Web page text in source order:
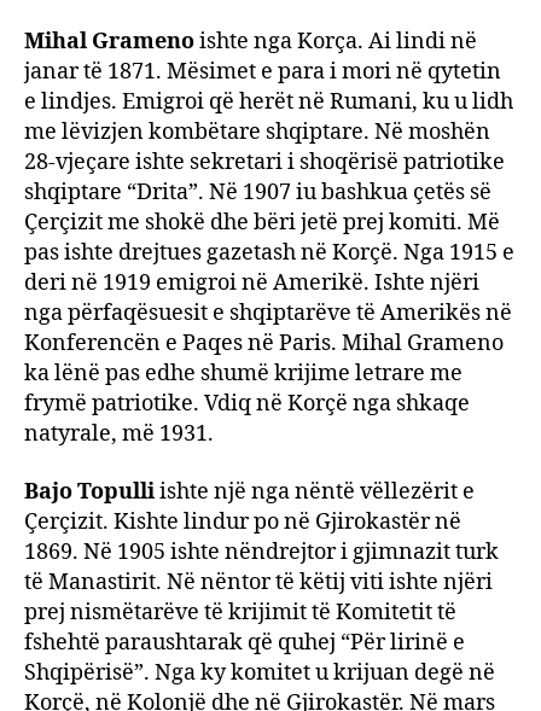
Mihal Gramenoishte nga Korça. Ai lindi në
janar të 1871. Mësimet e para i mori në qytetin
e lindjes. Emigroi që herët në Rumani, ku u lidh
me lëvizjen kombëtare shqiptare. Në moshën
28-vjeçare ishte sekretari i shoqërisë patriotike
shqiptare “Drita”. Në 1907 iu bashkua çetës së
Çerçizit me shokë dhe bëri jetë prej komiti. Më
pas ishte drejtues gazetash në Korçë. Nga 1915 e
deri në 1919 emigroi në Amerikë. Ishte njëri
nga përfaqësuesit e shqiptarëve të Amerikës në
Konferencën e Paqes në Paris. Mihal Grameno
ka lënë pas edhe shumë krijime letrare me
frymë patriotike. Vdiq në Korçë nga shkaqe
natyrale, më 1931.
Bajo Topulliishte një nga nëntë vëllezërit e
Çerçizit. Kishte lindur po në Gjirokastër në
1869. Në 1905 ishte nëndrejtor i gjimnazit turk
të Manastirit. Në nëntor të këtij viti ishte njëri
prej nismëtarëve të krijimit të Komitetit të
fshehtë paraushtarak që quhej “Për lirinë e
Shqipërisë”. Nga ky komitet u krijuan degë në
Korçë, në Kolonjë dhe në Gjirokastër. Në mars